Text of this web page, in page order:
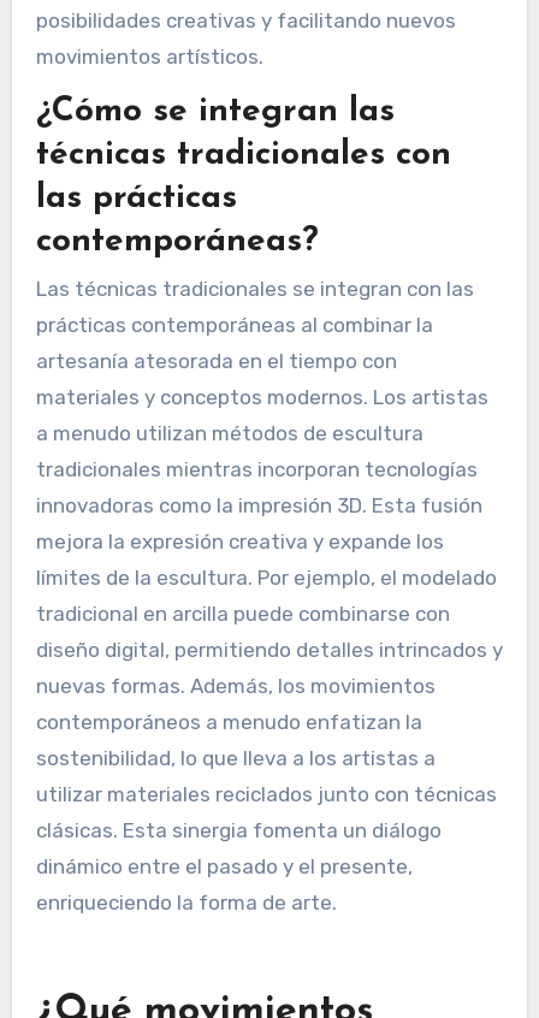
tradicionales no pueden lograr. Además, las
herramientas de realidad aumentada y realidad
que redefinen el compromiso artístico. Estos
avances tecnológicos contribuyen a la evolución
de la escultura contemporánea, expandiendo las
posibilidades creativas y facilitando nuevos
¿Cómo se integran las
técnicas tradicionales con
las prácticas
contemporáneas?
Las técnicas tradicionales se integran con las
prácticas contemporáneas al combinar la
artesanía atesorada en el tiempo con
materiales y conceptos modernos. Los artistas
a menudo utilizan métodos de escultura
tradicionales mientras incorporan tecnologías
innovadoras como la impresión 3D. Esta fusión
mejora la expresión creativa y expande los
límites de la escultura. Por ejemplo, el modelado
tradicional en arcilla puede combinarse con
diseño digital, permitiendo detalles intrincados y
nuevas formas. Además, los movimientos
utilizar materiales reciclados junto con técnicas